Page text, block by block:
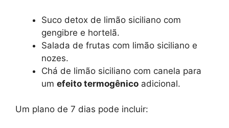
Suco detox de limão siciliano com
gengibre e hortelã.
Salada de frutas com limão siciliano e
nozes.
Chá de limão siciliano com canela para
um efeito termogênico adicional.
Um plano de 7 dias pode incluir: